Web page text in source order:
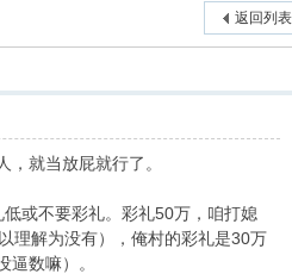
返回列表
就当放屁就行了。
或不要彩礼。彩礼50万，咱打媳
理解为没有），俺村的彩礼是30万
数嘛）。